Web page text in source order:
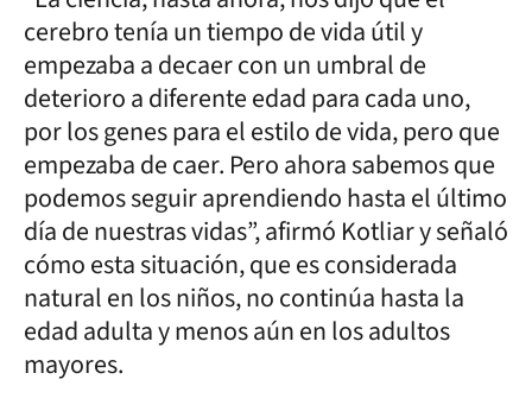
cerebro tenía un tiempo de vida útil y
empezaba a decaer con un umbral de
deterioro a diferente edad para cada uno,
por los genes para el estilo de vida, pero que
empezaba de caer. Pero ahora sabemos que
podemos seguir aprendiendo hasta el último
día de nuestras vidas”, afirmó Kotliar y señaló
cómo esta situación, que es considerada
natural en los niños, no continúa hasta la
edad adulta y menos aún en los adultos
mayores.